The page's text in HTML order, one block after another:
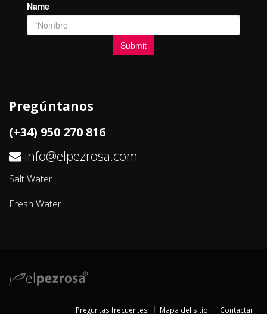
Pregúntanos
(+34) 950 270 816
info@elpezrosa.com
Salt Water
Fresh Water
Preguntas frecuentes Mapa del sitio Contactar